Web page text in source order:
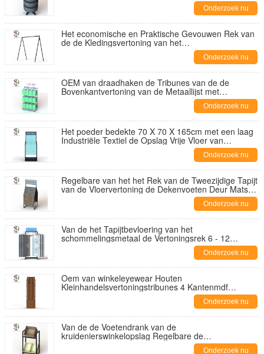
Onderzoek nu
Het economische en Praktische Gevouwen Rek van
de de Kledingsvertoning van het
Onderzoek nu
OEM van draadhaken de Tribunes van de de
Bovenkantvertoning van de Metaallijst met
Onderzoek nu
Het poeder bedekte 70 X 70 X 165cm met een laag
Industriële Textiel de Opslag Vrije Vloer van
Onderzoek nu
Regelbare van het het Rek van de Tweezijdige Tapijt
van de Vloervertoning de Dekenvoeten Deur Mats
Onderzoek nu
Van de het Tapijtbevloering van het
schommelingsmetaal de Vertoningsrek 6 - 12
Onderzoek nu
Oem van winkeleyewear Houten
Kleinhandelsvertoningstribunes 4 Kantenmdf
Onderzoek nu
Van de de Voetendrank van de
kruidenierswinkelopslag Regelbare de
Vertoningstribune/Rek L106 X D32 X H85cmOnderzoek nu